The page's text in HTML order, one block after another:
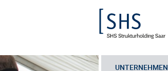
UNTERNEHMEN